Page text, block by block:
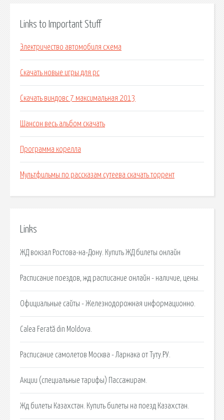
Links to Important Stuff
Электричество автомобиля схема
Скачать новые игры для pc
Скачать виндовс 7 максимальная 2013
Шансон весь альбом скачать
Программа корелла
Мультфильмы по рассказам сутеева скачать торрент
Links
ЖД вокзал Ростова-на-Дону. Купить ЖД билеты онлайн
Расписание поездов, жд расписание онлайн - наличие, цены.
Официальные сайты - Железнодорожная информационно.
Calea Ferată din Moldova.
Расписание самолетов Москва - Ларнака от Туту.РУ.
Акции (специальные тарифы) Пассажирам.
Жд билеты Казахстан. Купить билеты на поезд Казахстан.